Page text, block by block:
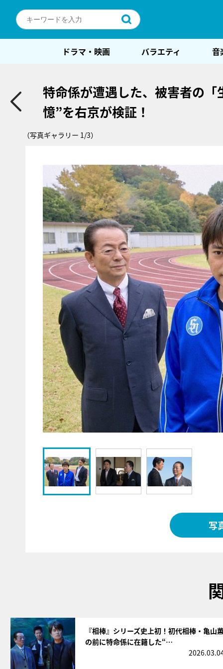
ドラマ・映画 バラエティ 音
特命係が遭遇した、被害者の
憶”を右京が検証！
（写真ギャラリー 1/3）
写
『相棒』シリーズ史上初！初代相棒・亀山
の前に特命係に在籍した“…